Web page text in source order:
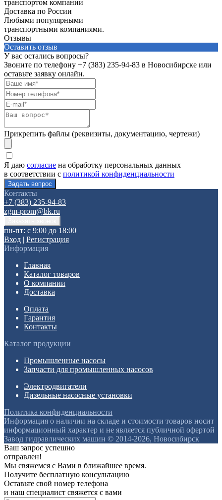
Доставка по России
Любыми популярными
транспортными компаниями.
Отзывы
Оставить отзыв
У вас остались вопросы?
Звоните по телефону +7 (383) 235-94-83 в Новосибирске или
оставьте заявку онлайн.
Прикрепить файлы (реквизиты, документацию, чертежи)
Я даю согласие на обработку персональных данных
в соответствии с политикой конфиденциальности
Контакты
+7 (383) 235-94-83
zgm-prom@bk.ru
пн-пт: с 9:00 до 18:00
Вход | Регистрация
Информация
Главная
Каталог товаров
О компании
Доставка
Оплата
Гарантия
Контакты
Каталог продукции
Промышленные насосы
Запчасти для промышленных насосов
Электродвигатели
Дизельные насосные установки
Политика конфиденциальности
Информация о наличии на складе и стоимости товаров носит
информационный характер и не является публичной офертой
Завод гидравлических машин © 2014-2026, Новосибирск
Ваш запрос успешно
отправлен!
Мы свяжемся с Вами в ближайшее время.
Получите бесплатную консультацию
Оставьте свой номер телефона
и наш специалист свяжется с вами